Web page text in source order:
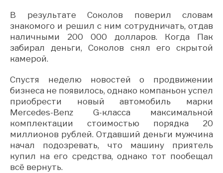
В результате Соколов поверил словам
знакомого и решил с ним сотрудничать, отдав
наличными 200 000 долларов. Когда Пак
забирал деньги, Соколов снял его скрытой
камерой.
Спустя неделю новостей о продвижении
бизнеса не появилось, однако компаньон успел
приобрести новый автомобиль марки
Mercedes-Benz G-класса максимальной
комплектации стоимостью порядка 20
миллионов рублей. Отдавший деньги мужчина
начал подозревать, что машину приятель
купил на его средства, однако тот пообещал
всё вернуть.